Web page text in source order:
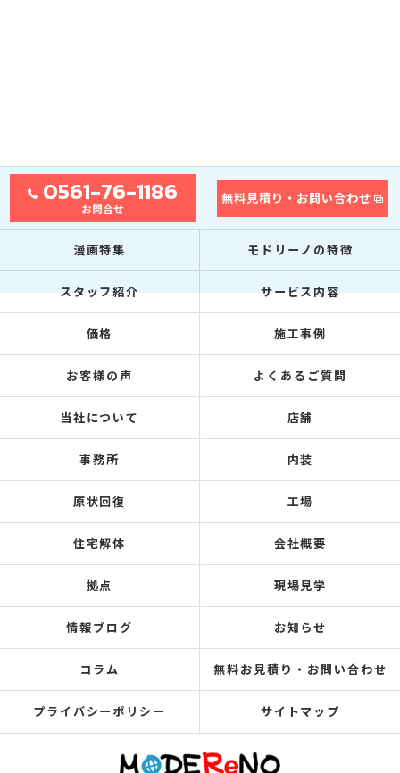
0561-76-1186
お問合せ
無料見積り・お問い合わせ
漫画特集 モドリーノの特徴
スタッフ紹介 サービス内容
価格 施工事例
お客様の声 よくあるご質問
当社について 店舗
事務所 内装
原状回復 工場
住宅解体 会社概要
拠点 現場見学
情報ブログ お知らせ
コラム 無料お見積り・お問い合わせ
プライバシーポリシー サイトマップ